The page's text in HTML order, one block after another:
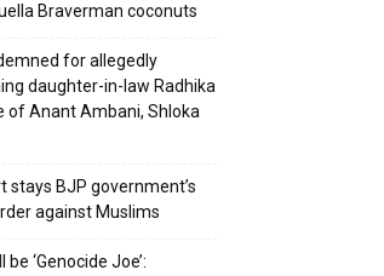
Braverman coconuts
for allegedly
daughter-in-law Radhika
of Anant Ambani, Shloka
stays BJP government’s
against Muslims
‘Genocide Joe’: